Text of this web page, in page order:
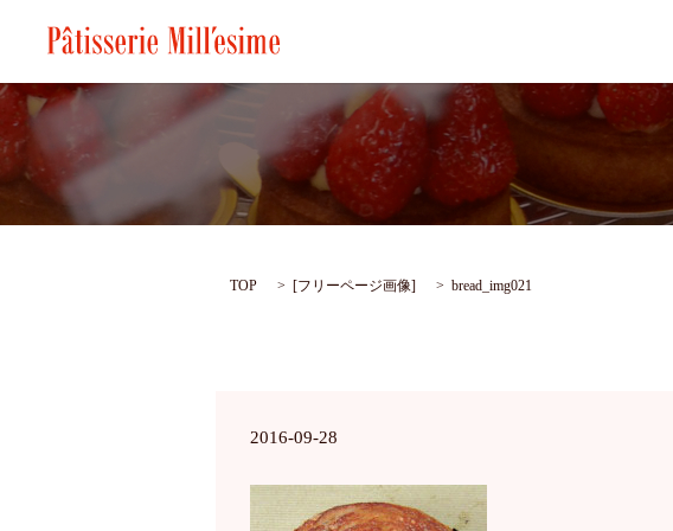
TOP [フリーページ画像] bread_img021
2016-09-28